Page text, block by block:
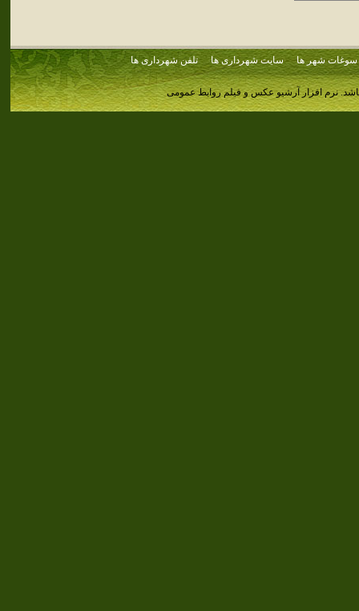
سوغات شهر ها سایت شهرداری ها تلفن شهرداری ها
نرم افزار آرشیو عکس و فیلم روابط عمومی